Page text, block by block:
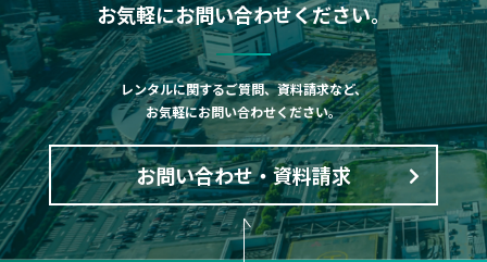
お気軽にお問い合わせください。
レンタルに関するご質問、資料請求など、
お気軽にお問い合わせください。
お問い合わせ・資料請求